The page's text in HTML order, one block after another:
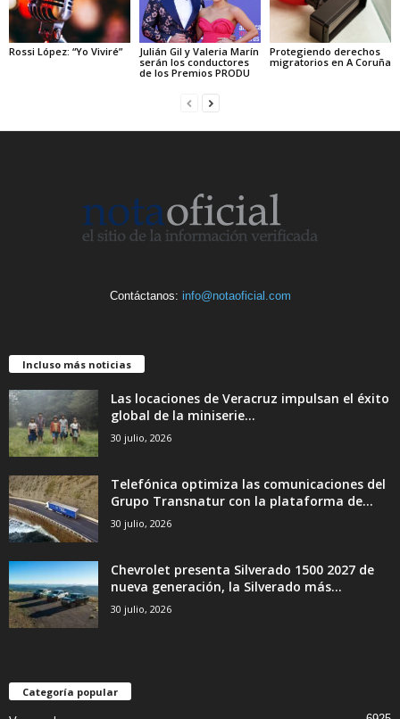
Rossi López: “Yo Viviré”
Julián Gil y Valeria Marín
serán los conductores
de los Premios PRODU
Protegiendo derechos
migratorios en A Coruña
Contáctanos: info@notaoficial.com
Incluso más noticias
Las locaciones de Veracruz impulsan el éxito
global de la miniserie...
30 julio, 2026
Telefónica optimiza las comunicaciones del
Grupo Transnatur con la plataforma de...
30 julio, 2026
Chevrolet presenta Silverado 1500 2027 de
nueva generación, la Silverado más...
30 julio, 2026
Categoría popular